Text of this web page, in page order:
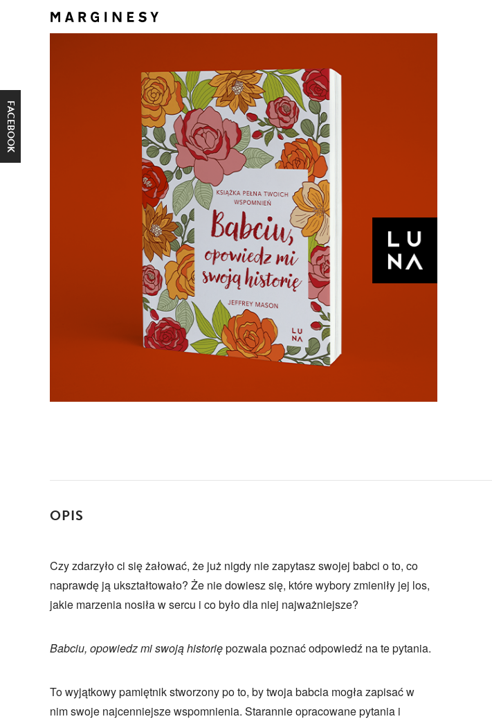
FACEBOOK
OPIS
Czy zdarzyło ci się żałować, że już nigdy nie zapytasz swojej babci o to, co
naprawdę ją ukształtowało? Że nie dowiesz się, które wybory zmieniły jej los,
jakie marzenia nosiła w sercu i co było dla niej najważniejsze?
Babciu, opowiedz mi swoją historiępozwala poznać odpowiedź na te pytania.
To wyjątkowy pamiętnik stworzony po to, by twoja babcia mogła zapisać w
nim swoje najcenniejsze wspomnienia. Starannie opracowane pytania i